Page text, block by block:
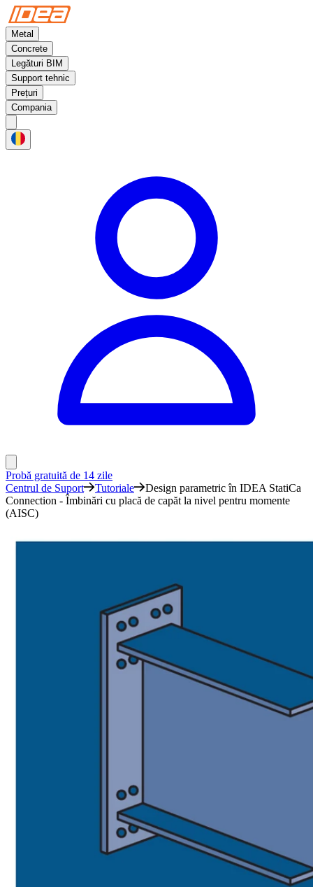
Metal
Concrete
Legături BIM
Support tehnic
Prețuri
Compania
Probă gratuită de 14 zile
Centrul de Suport
Tutoriale
Design parametric în IDEA StatiCa
Connection - Îmbinări cu placă de capăt la nivel pentru momente
(AISC)